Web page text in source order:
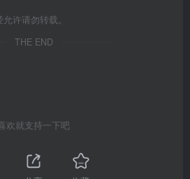
许请勿转载。
THE END
欢就支持一下吧